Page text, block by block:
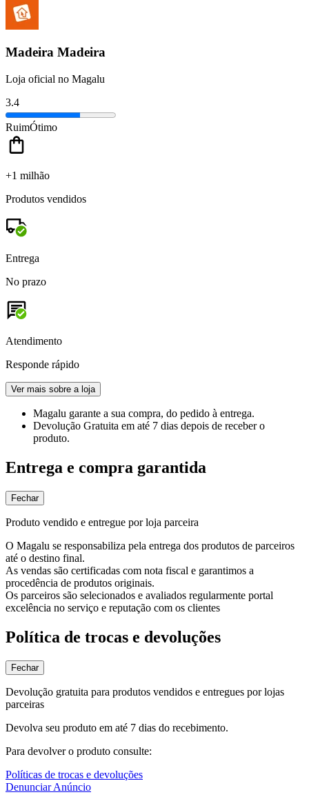
Madeira Madeira
Loja oficial no Magalu
3.4
RuimÓtimo
+1 milhão
Produtos vendidos
Entrega
No prazo
Atendimento
Responde rápido
Ver mais sobre a loja
Magalu garante a sua compra, do pedido à entrega.
Devolução Gratuita em até 7 dias depois de receber o
produto.
Entrega e compra garantida
Fechar
Produto vendido e entregue por loja parceira
O Magalu se responsabiliza pela entrega dos produtos de parceiros
até o destino final.
As vendas são certificadas com nota fiscal e garantimos a
procedência de produtos originais.
Os parceiros são selecionados e avaliados regularmente portal
excelência no serviço e reputação com os clientes
Política de trocas e devoluções
Fechar
Devolução gratuita para produtos vendidos e entregues por lojas
parceiras
Devolva seu produto em até 7 dias do recebimento.
Para devolver o produto consulte:
Políticas de trocas e devoluções
Denunciar Anúncio